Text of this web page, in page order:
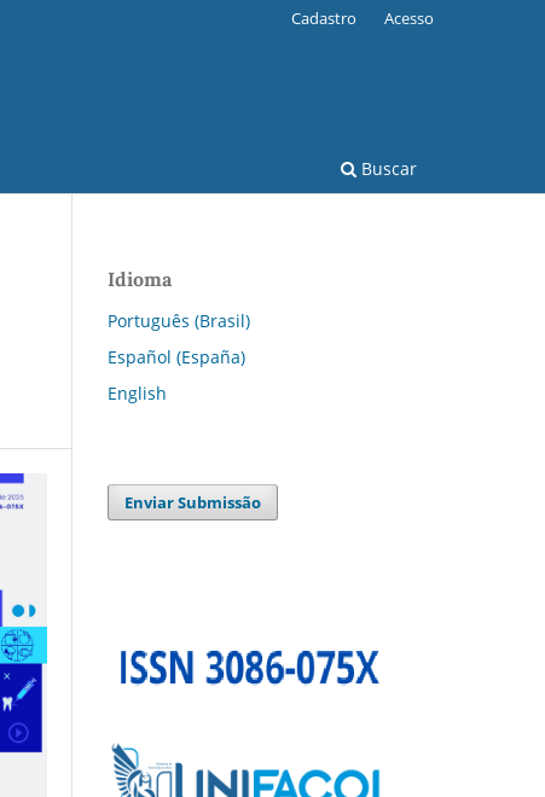
Buscar
Cadastro Acesso
Idioma
Português (Brasil)
Español (España)
English
Enviar Submissão